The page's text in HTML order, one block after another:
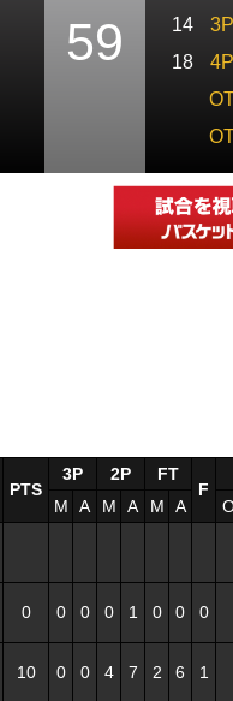
59
14
3P
18
4P
PTS
3P 2P
FT
F
M
A M A M A
0 0 0 0 1 0 0 0
10 0 0 4 7 2 6 1